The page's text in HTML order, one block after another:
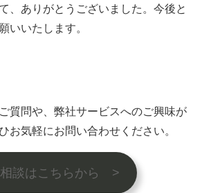
、ありがとうございました。今後と
いいたします。
質問や、弊社サービスへのご興味が
お気軽にお問い合わせください。
談はこちらから >